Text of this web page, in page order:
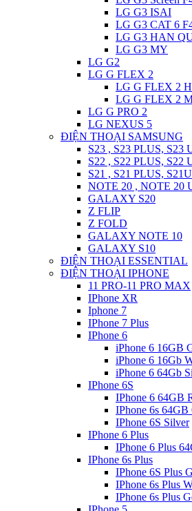
LG G3 ISAI
LG G3 CAT 6
LG G3 HAN
LG G3 MY
LG G2
LG G FLEX 2
LG G FLEX 2
LG G FLEX 2
LG G PRO 2
LG NEXUS 5
ĐIỆN THOẠI SAMSUNG
S23 , S23 PLUS, S23
S22 , S22 PLUS, S22
S21 , S21 PLUS,
NOTE 20 , NOTE 20
GALAXY S20
Z FLIP
Z FOLD
GALAXY NOTE 10
GALAXY S10
ĐIỆN THOẠI ESSENTIAL
ĐIỆN THOẠI IPHONE
11 PRO-11 PRO MAX
IPhone XR
Iphone 7
IPhone 7 Plus
IPhone 6
iPhone 6 16GB
iPhone 6 16Gb
iPhone 6 64Gb
IPhone 6S
IPhone 6 64GB
IPhone 6s
IPhone 6S Silver
IPhone 6 Plus
IPhone 6 Plus
IPhone 6s Plus
IPhone 6S Plus
IPhone 6s Plus
IPhone 6s Plus